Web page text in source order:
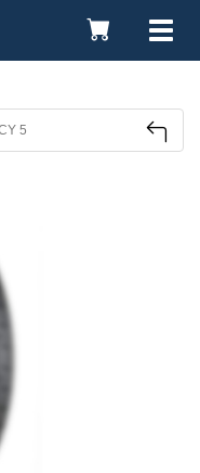
Toggle
Cart
5